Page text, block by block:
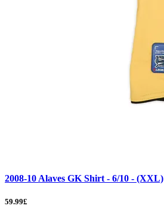
2008-10 Alaves GK Shirt - 6/10 - (XXL)
59.99£